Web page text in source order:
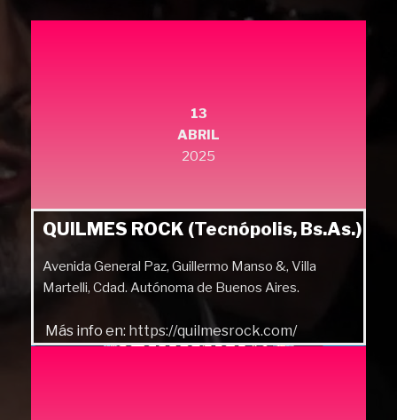
13
ABRIL
2025
QUILMES ROCK (Tecnópolis, Bs.As.)
Avenida General Paz, Guillermo Manso &, Villa
Martelli, Cdad. Autónoma de Buenos Aires.
Más info en: https://quilmesrock.com/